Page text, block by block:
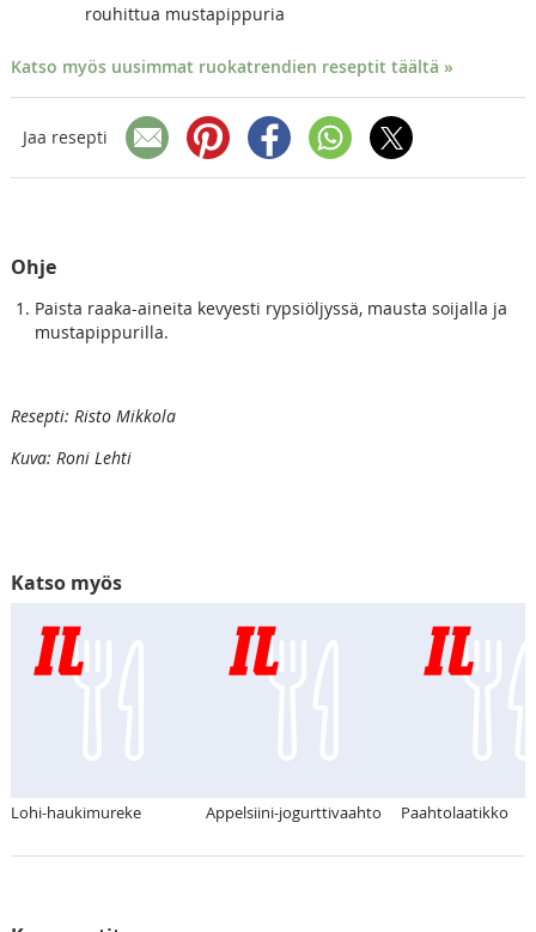
rouhittua mustapippuria
Katso myös uusimmat ruokatrendien reseptit täältä »
Jaa resepti
Ohje
Paista raaka-aineita kevyesti rypsiöljyssä, mausta soijalla ja
mustapippurilla.
Resepti: Risto Mikkola
Kuva: Roni Lehti
Katso myös
Lohi-haukimureke Appelsiini-jogurttivaahto Paahtolaatikko